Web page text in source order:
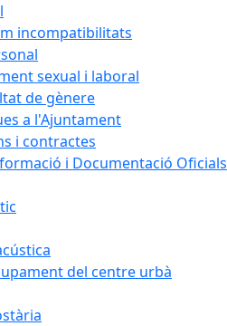
incompatibilitats
sexual i laboral
de gènere
a l'Ajuntament
i contractes
i Documentació Oficials
del centre urbà